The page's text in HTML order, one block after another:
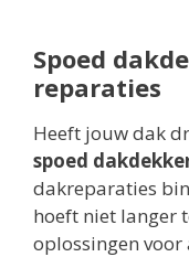
Spoed
reparaties
Heeft jouw dak
spoed
dakreparaties
hoeft niet langer
oplossingen